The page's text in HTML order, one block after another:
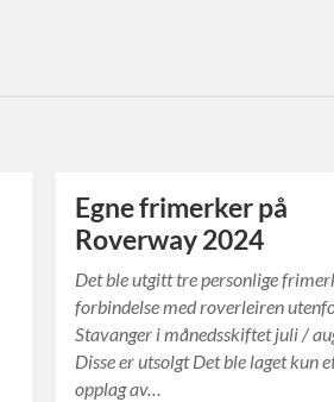
Egne frimerker på
Roverway 2024
Det ble utgitt tre personlige
forbindelse med roverleiren
Stavanger i månedsskiftet juli /
Disse er utsolgt Det ble laget kun
opplag av…